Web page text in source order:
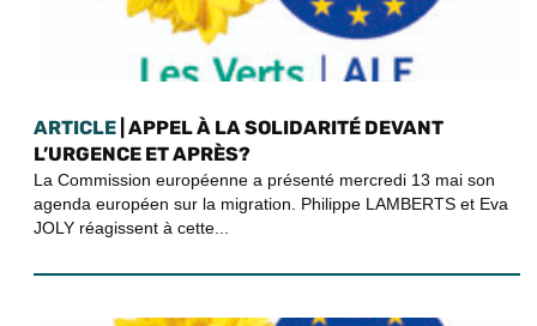
ARTICLE | APPEL À LA SOLIDARITÉ DEVANT
L’URGENCE ET APRÈS?
La Commission européenne a présenté mercredi 13 mai son
agenda européen sur la migration. Philippe LAMBERTS et Eva
JOLY réagissent à cette...